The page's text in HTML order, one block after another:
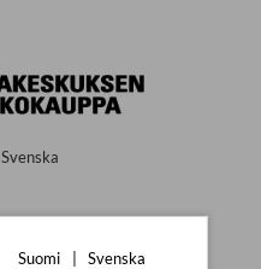
Svenska
Suomi Svenska